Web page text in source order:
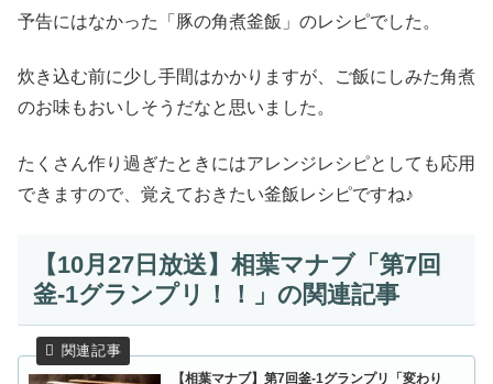
予告にはなかった「豚の角煮釜飯」のレシピでした。
炊き込む前に少し手間はかかりますが、ご飯にしみた角煮
のお味もおいしそうだなと思いました。
たくさん作り過ぎたときにはアレンジレシピとしても応用
できますので、覚えておきたい釜飯レシピですね♪
【10月27日放送】相葉マナブ「第7回
釜-1グランプリ！！」の関連記事
【相葉マナブ】第7回釜-1グランプリ「変わり